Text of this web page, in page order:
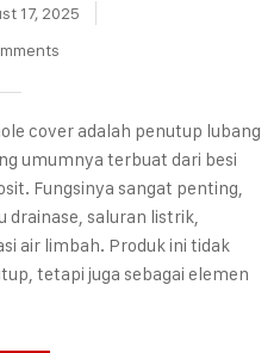
17, 2025
cover adalah penutup lubang
umumnya terbuat dari besi
Fungsinya sangat penting,
drainase, saluran listrik,
air limbah. Produk ini tidak
tetapi juga sebagai elemen